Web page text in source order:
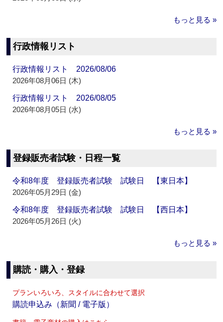
もっと見る »
行政情報リスト
行政情報リスト 2026/08/06
2026年08月06日 (木)
行政情報リスト 2026/08/05
2026年08月05日 (水)
もっと見る »
登録販売者試験・日程一覧
令和8年度 登録販売者試験 試験日 【東日本】
2026年05月29日 (金)
令和8年度 登録販売者試験 試験日 【西日本】
2026年05月26日 (火)
もっと見る »
購読・購入・登録
プランいろいろ、スタイルに合わせて選択
購読申込み（新聞 / 電子版）